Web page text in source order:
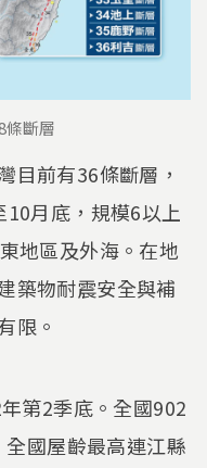
條斷層
目前有36條斷層，
月底，規模6以上
地區及外海。在地
築物耐震安全與補
限。
第2季底。全國902
國屋齡最高連江縣